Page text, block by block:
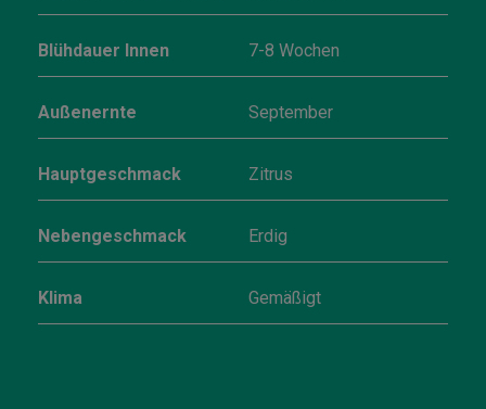
Blühdauer Innen 7-8 Wochen
Außenernte September
Hauptgeschmack Zitrus
Nebengeschmack Erdig
Klima Gemäßigt